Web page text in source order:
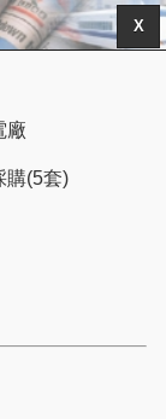
X
廠
購(5套)